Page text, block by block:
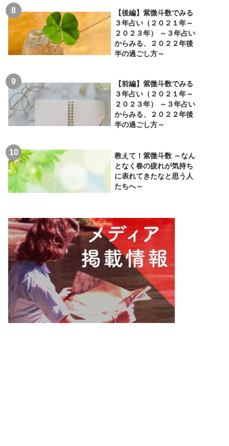
【後編】紫微斗数でみる
３年占い（２０２１年～
２０２３年） ～３年占い
からみる、２０２２年後
半の過ごし方～
【前編】紫微斗数でみる
３年占い（２０２１年～
２０２３年） ～３年占い
からみる、２０２２年後
半の過ごし方～
教えて！紫微斗数 ～なん
となく春の疲れが気持ち
に表れてきたなと思う人
たちへ～